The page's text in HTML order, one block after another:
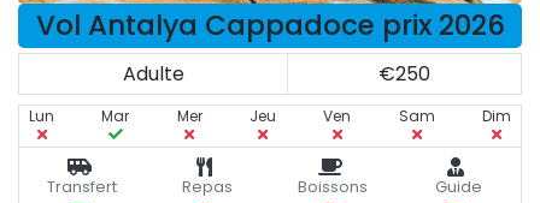
Vol Antalya Cappadoce prix 2026
Adulte €250
Lun Mar Mer Jeu Ven Sam Dim
Transfert Repas Boissons Guide